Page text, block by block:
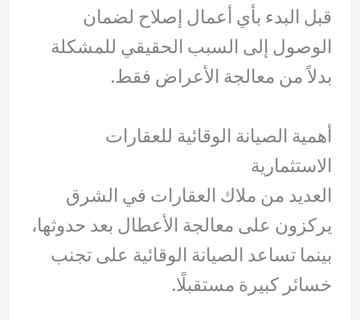
قبل البدء بأي أعمال إصلاح لضمان
الوصول إلى السبب الحقيقي للمشكلة
بدلاً من معالجة الأعراض فقط.
أهمية الصيانة الوقائية للعقارات
الاستثمارية
العديد من ملاك العقارات في الشرق
يركزون على معالجة الأعطال بعد حدوثها،
بينما تساعد الصيانة الوقائية على تجنب
خسائر كبيرة مستقبلًا.